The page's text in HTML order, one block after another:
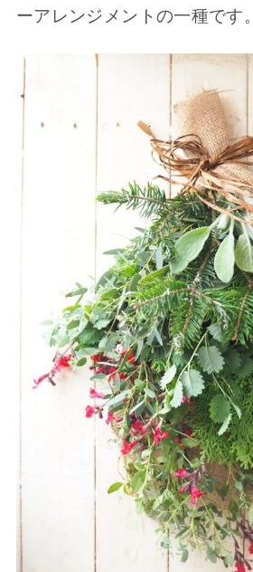
ーアレンジメントの一種です。